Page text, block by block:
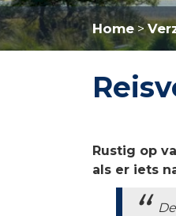
Home >
Rustig op
als er iets